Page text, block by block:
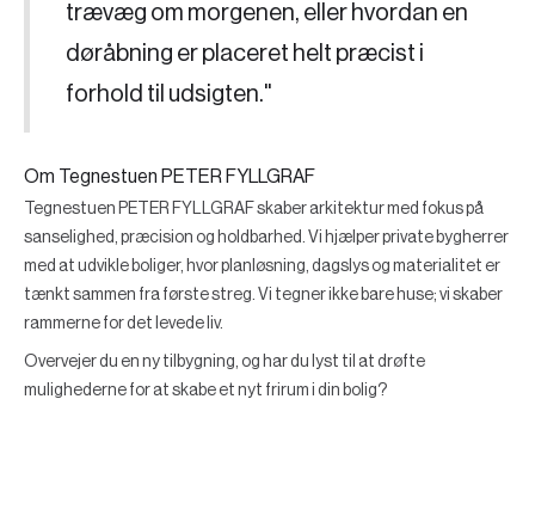
trævæg om morgenen, eller hvordan en
døråbning er placeret helt præcist i
forhold til udsigten."
Om Tegnestuen PETER FYLLGRAF
Tegnestuen PETER FYLLGRAF skaber arkitektur med fokus på
sanselighed, præcision og holdbarhed. Vi hjælper private bygherrer
med at udvikle boliger, hvor planløsning, dagslys og materialitet er
tænkt sammen fra første streg. Vi tegner ikke bare huse; vi skaber
rammerne for det levede liv.
Overvejer du en ny tilbygning, og har du lyst til at drøfte
mulighederne for at skabe et nyt frirum i din bolig?